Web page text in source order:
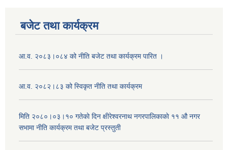
बजेट तथा कार्यक्रम
आ.व. २०८३।०८४ को नीति बजेट तथा कार्यक्रम पारित ।
आ.व. २०८२।८३ को स्विकृत नीति तथा कार्यक्रम
मिति २०८०।०३।१० गतेकाे दिन क्षीरेश्वरनाथ नगरपालिकाकाे ११ ‍औ नगर
सभामा नीति कार्यक्रम तथा बजेट प्रस्तुती